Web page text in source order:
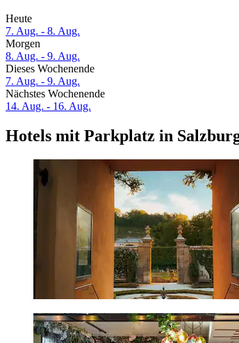
Heute
7. Aug. - 8. Aug.
Morgen
8. Aug. - 9. Aug.
Dieses Wochenende
7. Aug. - 9. Aug.
Nächstes Wochenende
14. Aug. - 16. Aug.
Hotels mit Parkplatz in